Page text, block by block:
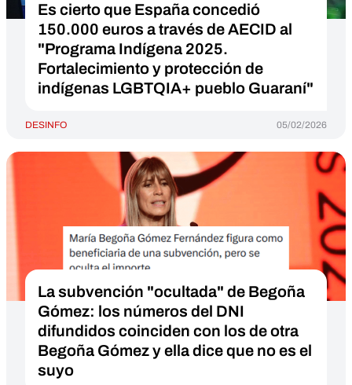
Es cierto que España concedió
150.000 euros a través de AECID al
"Programa Indígena 2025.
Fortalecimiento y protección de
indígenas LGBTQIA+ pueblo Guaraní"
DESINFO 05/02/2026
La subvención "ocultada" de Begoña
Gómez: los números del DNI
difundidos coinciden con los de otra
Begoña Gómez y ella dice que no es el
suyo